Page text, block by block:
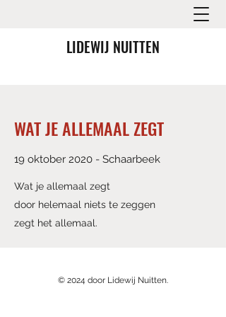
LIDEWIJ NUITTEN
WAT JE ALLEMAAL ZEGT
19 oktober 2020 - Schaarbeek
Wat je allemaal zegt
door helemaal niets te zeggen
zegt het allemaal.
© 2024 door Lidewij Nuitten.